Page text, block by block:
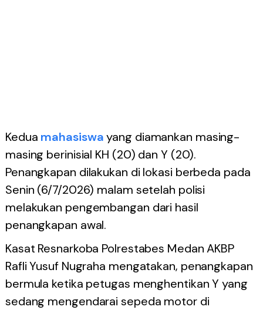
Kedua mahasiswayang diamankan masing-
masing berinisial KH (20) dan Y (20).
Penangkapan dilakukan di lokasi berbeda pada
Senin (6/7/2026) malam setelah polisi
melakukan pengembangan dari hasil
penangkapan awal.
Kasat Resnarkoba Polrestabes Medan AKBP
Rafli Yusuf Nugraha mengatakan, penangkapan
bermula ketika petugas menghentikan Y yang
sedang mengendarai sepeda motor di